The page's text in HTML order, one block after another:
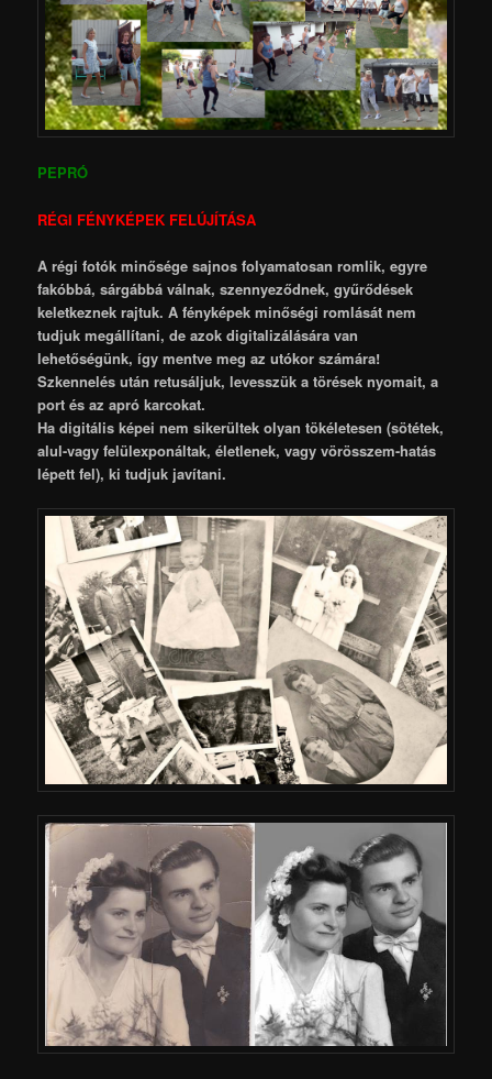
PEPRÓ
RÉGI FÉNYKÉPEK FELÚJÍTÁSA
A régi fotók minősége sajnos folyamatosan romlik, egyre
fakóbbá, sárgábbá válnak, szennyeződnek, gyűrődések
keletkeznek rajtuk. A fényképek minőségi romlását nem
tudjuk megállítani, de azok digitalizálására van
lehetőségünk, így mentve meg az utókor számára!
Szkennelés után retusáljuk, levesszük a törések nyomait, a
port és az apró karcokat.
Ha digitális képei nem sikerültek olyan tökéletesen (sötétek,
alul-vagy felülexponáltak, életlenek, vagy vörösszem-hatás
lépett fel), ki tudjuk javítani.